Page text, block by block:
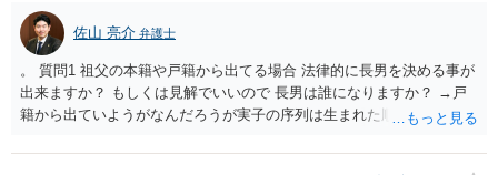
（ご本人同士で行っても構いませんし，弁護士に相談することもよろ
しいと思います。） ことになります。
佐山 亮介 弁護士
。 質問1 祖父の本籍や戸籍から出てる場合 法律的に長男を決める事が
出来ますか？ もしくは見解でいいので 長男は誰になりますか？ →戸
籍から出ていようがなんだろうが実子の序列は生まれた順ですから、
書が腹違いの長男に向けてある場合 書かれてる内容が最優先にされる